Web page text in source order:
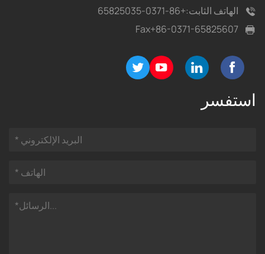
الهاتف الثابت:+86-0371-65825035
Fax+86-0371-65825607
استفسر